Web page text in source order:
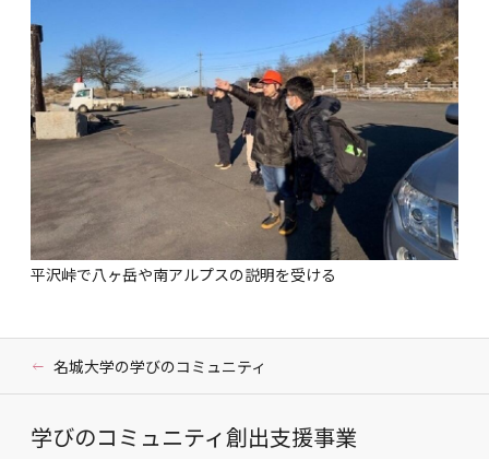
平沢峠で八ヶ岳や南アルプスの説明を受ける
名城大学の学びのコミュニティ
学びのコミュニティ創出支援事業